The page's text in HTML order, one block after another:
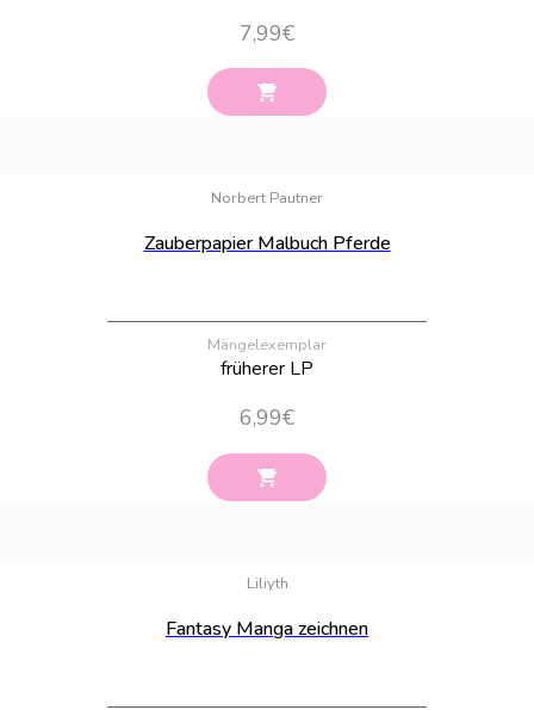
7,99€
Norbert Pautner
Zauberpapier Malbuch Pferde
Mängelexemplar
früherer LP
6,99€
Liliyth
Fantasy Manga zeichnen